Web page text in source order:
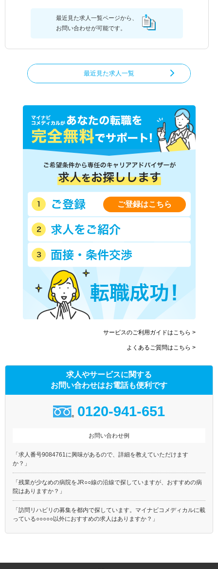
最近見た求人一覧ページから、
お問い合わせが可能です。
最近見た求人一覧
ご登録はこちら
サービスのご利用ガイドはこちら >
よくあるご質問はこちら >
求人やサービスに関する
お問い合わせはお電話も便利です
0120-941-651
お問い合わせ例
「求人番号9084761に興味があるので、詳細を教えていただけます
か？」
「残業が少なめの病院をJR○○線の沿線で探していますが、おすすめの病
院はありますか？」
「訪問リハビリの募集を都内で探しています。マイナビコメディカルに載
っている○○○○○以外におすすめの求人はありますか？」